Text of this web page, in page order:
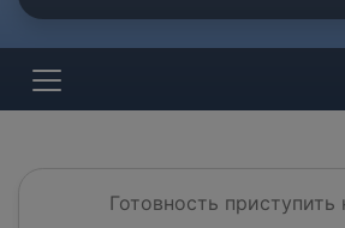
Готовность приступить